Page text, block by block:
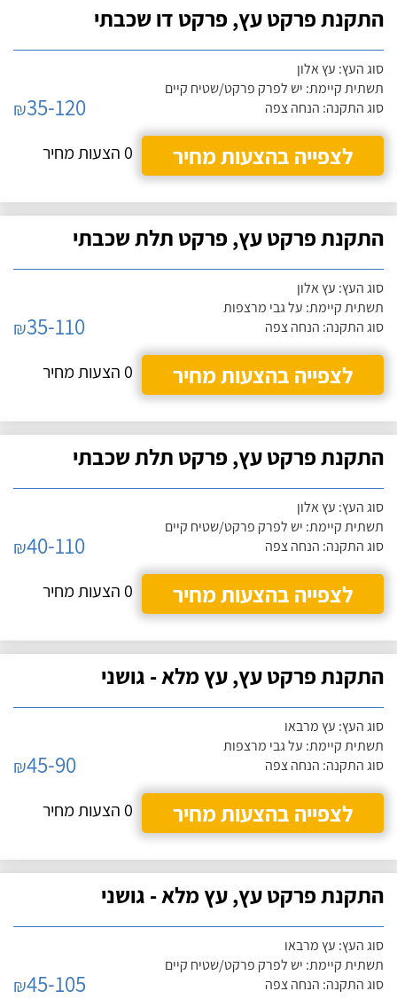
התקנת פרקט עץ, פרקט דו שכבתי
סוג העץ: עץ אלון
תשתית קיימת: יש לפרק פרקט/שטיח קיים
סוג התקנה: הנחה צפה
₪35-120
לצפייה בהצעות מחיר
0 הצעות מחיר
התקנת פרקט עץ, פרקט תלת שכבתי
סוג העץ: עץ אלון
תשתית קיימת: על גבי מרצפות
סוג התקנה: הנחה צפה
₪35-110
לצפייה בהצעות מחיר
0 הצעות מחיר
התקנת פרקט עץ, פרקט תלת שכבתי
סוג העץ: עץ אלון
תשתית קיימת: יש לפרק פרקט/שטיח קיים
סוג התקנה: הנחה צפה
₪40-110
לצפייה בהצעות מחיר
0 הצעות מחיר
התקנת פרקט עץ, עץ מלא - גושני
סוג העץ: עץ מרבאו
תשתית קיימת: על גבי מרצפות
סוג התקנה: הנחה צפה
₪45-90
לצפייה בהצעות מחיר
0 הצעות מחיר
התקנת פרקט עץ, עץ מלא - גושני
סוג העץ: עץ מרבאו
תשתית קיימת: יש לפרק פרקט/שטיח קיים
סוג התקנה: הנחה צפה
₪45-105